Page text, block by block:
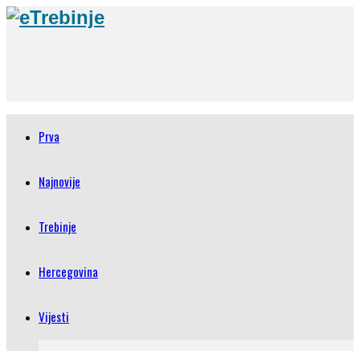
Prva
Najnovije
Trebinje
Hercegovina
Vijesti